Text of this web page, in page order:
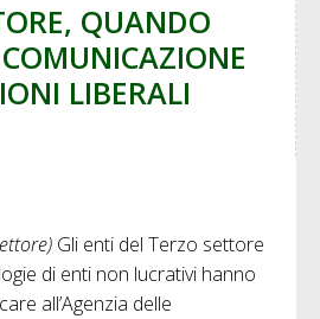
QUANDO
LIBERALI
Gli enti del Terzo settore
di enti non lucrativi hanno
all’Agenzia delle